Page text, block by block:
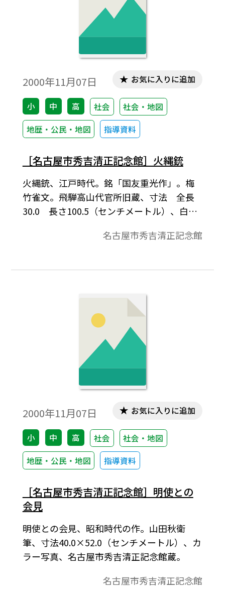
2000年11月07日
小 中 高 社会
社会・地図
地歴・公民・地図
指導資料
お気に入りに追加
［名古屋市秀吉清正記念館］火縄銃
火縄銃、江戸時代。銘「国友重光作」。梅
竹雀文。飛騨高山代官所旧蔵、寸法 全長
30.0 長さ100.5（センチメートル）、白黒
名古屋市秀吉清正記念館
2000年11月07日
小 中 高 社会
社会・地図
地歴・公民・地図
指導資料
お気に入りに追加
［名古屋市秀吉清正記念館］明使との
会見
明使との会見、昭和時代の作。山田秋衛
筆、寸法40.0×52.0（センチメートル）、カ
ラー写真、名古屋市秀吉清正記念館蔵。
名古屋市秀吉清正記念館